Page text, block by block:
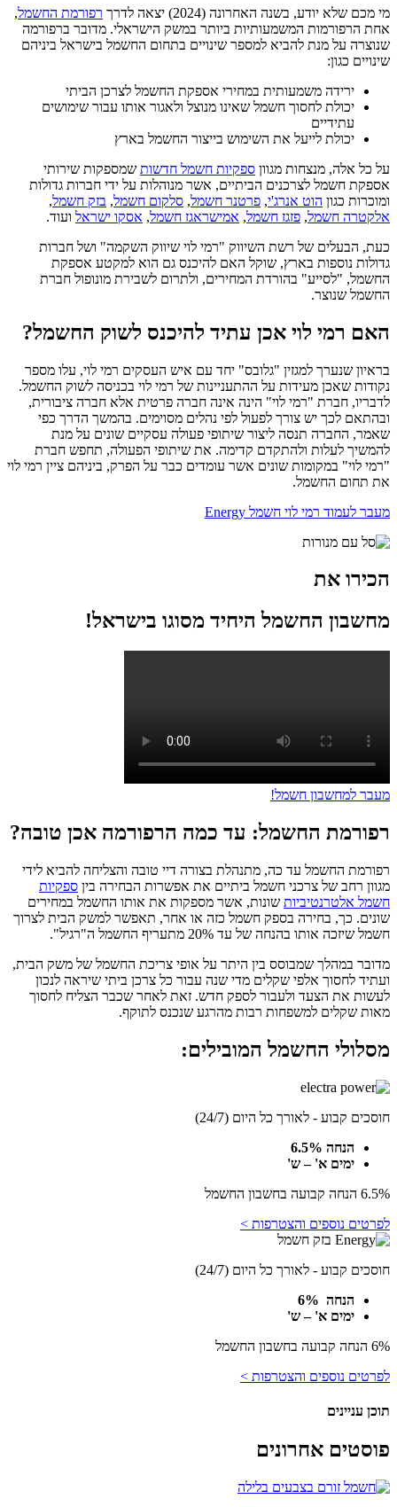
מי מכם שלא יודע, בשנה האחרונה (2024) יצאה לדרך רפורמת החשמל,
אחת הרפורמות המשמעותיות ביותר במשק הישראלי. מדובר ברפורמה
שנוצרה על מנת להביא למספר שינויים בתחום החשמל בישראל ביניהם
שינויים כגון:
ירידה משמעותית במחירי אספקת החשמל לצרכן הביתי
יכולת לחסוך חשמל שאינו מנוצל ולאגור אותו עבור שימושים
עתידיים
יכולת לייעל את השימוש בייצור החשמל בארץ
על כל אלה, מנצחות מגוון ספקיות חשמל חדשות שמספקות שירותי
אספקת חשמל לצרכנים הביתיים, אשר מנוהלות על ידי חברות גדולות
ומוכרות כגון הוט אנרג'י, פרטנר חשמל, סלקום חשמל, בזק חשמל,
אלקטרה חשמל, פזגז חשמל, אמישראגז חשמל, אסקו ישראל ועוד.
כעת, הבעלים של רשת השיווק "רמי לוי שיווק השקמה" ושל חברות
גדולות נוספות בארץ, שוקל האם להיכנס גם הוא למקטע אספקת
החשמל, "לסייע" בהורדת המחירים, ולתרום לשבירת מונופול חברת
החשמל שנוצר.
האם רמי לוי אכן עתיד להיכנס לשוק החשמל?
בראיון שנערך למגזין "גלובס" יחד עם איש העסקים רמי לוי, עלו מספר
נקודות שאכן מעידות על ההתעניינות של רמי לוי בכניסה לשוק החשמל.
לדבריו, חברת "רמי לוי" הינה אינה חברה פרטית אלא חברה ציבורית,
ובהתאם לכך יש צורך לפעול לפי נהלים מסוימים. בהמשך הדרך כפי
שאמר, החברה תנסה ליצור שיתופי פעולה עסקיים שונים על מנת
להמשיך לעלות ולהתקדם קדימה. את שיתופי הפעולה, תחפש חברת
"רמי לוי" במקומות שונים אשר עומדים כבר על הפרק, ביניהם ציין רמי לוי
את תחום החשמל.
מעבר לעמוד רמי לוי חשמל Energy
הכירו את
מחשבון החשמל היחיד מסוגו בישראל!
מעבר למחשבון חשמל!
רפורמת החשמל: עד כמה הרפורמה אכן טובה?
רפורמת החשמל עד כה, מתנהלת בצורה דיי טובה והצליחה להביא לידי
מגוון רחב של צרכני חשמל ביתיים את אפשרות הבחירה בין ספקיות
חשמל אלטרנטיביות שונות, אשר מספקות את אותו החשמל במחירים
שונים. כך, בחירה בספק חשמל כזה או אחר, תאפשר למשק הבית לצרוך
חשמל שיזכה אותו בהנחה של עד 20% מתעריף החשמל ה"רגיל".
מדובר במהלך שמבוסס בין היתר על אופי צריכת החשמל של משק הבית,
ועתיד לחסוך אלפי שקלים מדי שנה עבור כל צרכן ביתי שיראה לנכון
לעשות את הצעד ולעבור לספק חדש. זאת לאחר שכבר הצליח לחסוך
מאות שקלים למשפחות רבות מהרגע שנכנס לתוקף.
מסלולי החשמל המובילים:
חוסכים קבוע - לאורך כל היום (24/7)
הנחה 6.5%
ימים א' – ש'
6.5% הנחה קבועה בחשבון החשמל
לפרטים נוספים והצטרפות >
חוסכים קבוע - לאורך כל היום (24/7)
הנחה 6%
ימים א' – ש'
6% הנחה קבועה בחשבון החשמל
לפרטים נוספים והצטרפות >
תוכן עניינים
פוסטים אחרונים